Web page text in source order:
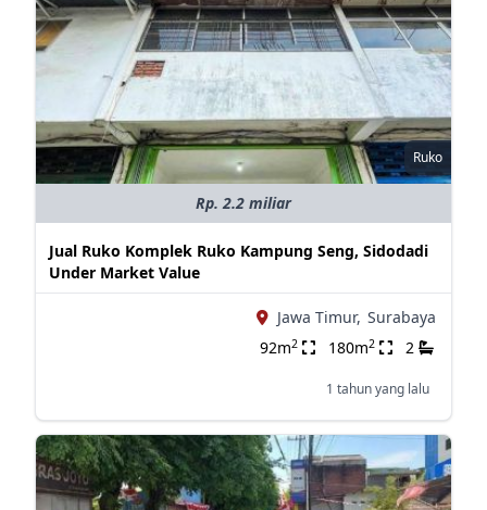
Ruko
Rp. 2.2 miliar
Jual Ruko Komplek Ruko Kampung Seng, Sidodadi
Under Market Value
Jawa Timur, Surabaya
92m2 180m2 2
1 tahun yang lalu